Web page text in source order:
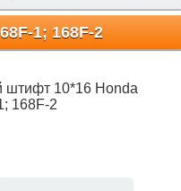
1; 168F-2
10*16 Honda
168F-2